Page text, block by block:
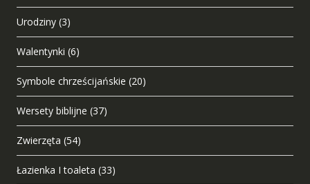
Urodziny (3)
Walentynki (6)
Symbole chrześcijańskie (20)
Wersety biblijne (37)
Zwierzęta (54)
Łazienka I toaleta (33)